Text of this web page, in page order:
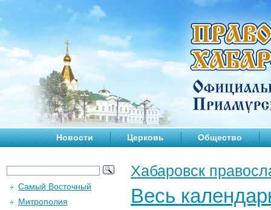
Новости Церковь Общество
Хабаровск
Весь
Самый Восточный
Митрополия